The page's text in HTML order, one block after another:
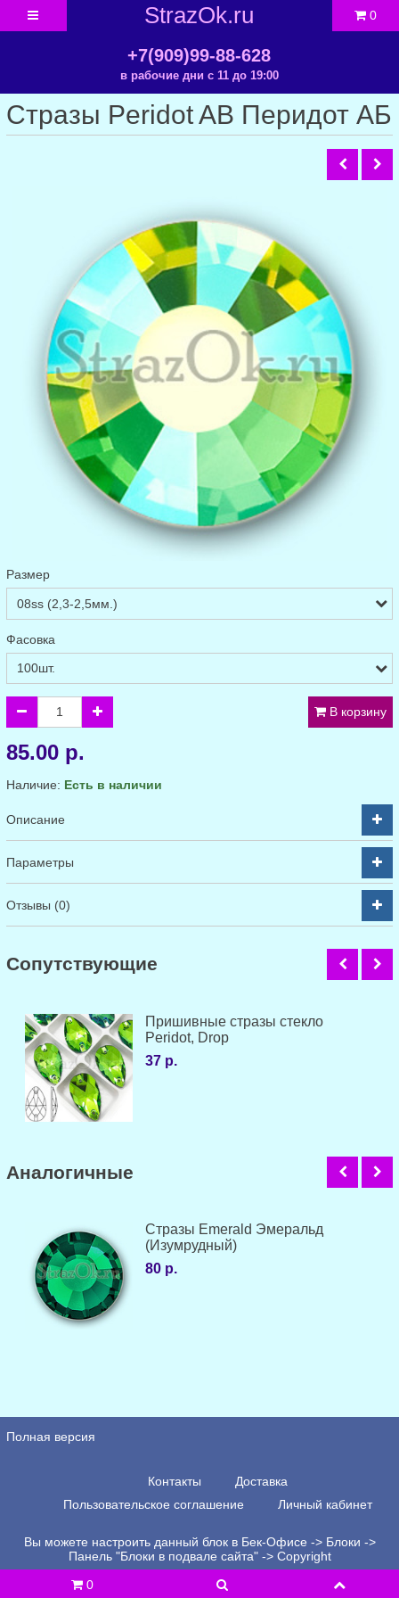
StrazOk.ru
+7(909)99-88-628
в рабочие дни с 11 до 19:00
0
Стразы Peridot AB Перидот АБ
Размер
Фасовка
В корзину
85.00 р.
Наличие: Есть в наличии
Описание
Параметры
Отзывы (0)
Cопутствующие
Пришивные стразы стекло
Peridot, Drop
37 р.
Аналогичные
Стразы Emerald Эмеральд
(Изумрудный)
80 р.
Полная версия
Контакты
Доставка
Пользовательское соглашение
Личный кабинет
Вы можете настроить данный блок в Бек-Офисе -> Блоки ->
Панель "Блоки в подвале сайта" -> Copyright
0